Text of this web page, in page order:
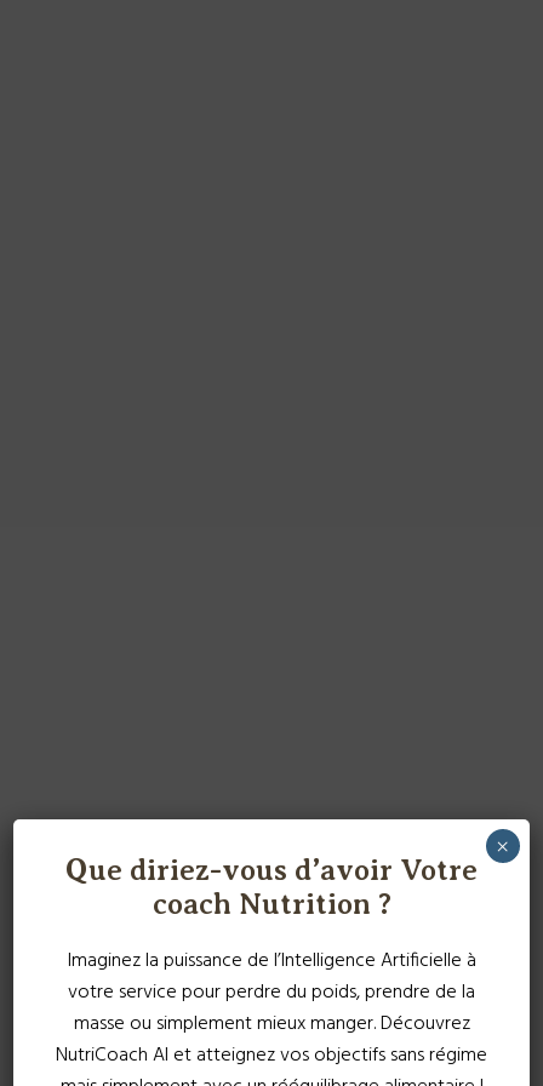
Que diriez-vous d’avoir Votre
coach Nutrition ?
Imaginez la puissance de l’Intelligence Artificielle à
votre service pour perdre du poids, prendre de la
masse ou simplement mieux manger. Découvrez
NutriCoach AI et atteignez vos objectifs sans régime
×